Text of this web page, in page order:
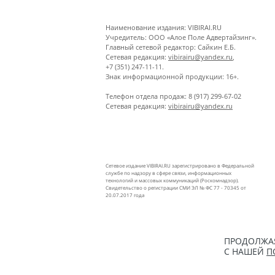
Наименование издания: VIBIRAI.RU
Учредитель: ООО «Алое Поле Адвертайзинг».
Главный сетевой редактор: Сайкин Е.Б.
Сетевая редакция: vibirairu@yandex.ru
+7 (351) 247-11-11.
Знак информационной продукции: 16+.
Телефон отдела продаж: 8 (917) 299-67-02
Сетевая редакция: vibirairu@yandex.ru
Сетевое издание VIBIRAI.RU зарегистрировано в Федеральной
службе по надзору в сфере связи, информационных
технологий и массовых коммуникаций (Роскомнадзор).
Свидетельство о регистрации СМИ ЭЛ № ФС 77 - 70345 от
20.07.2017 года
С НАШЕЙ